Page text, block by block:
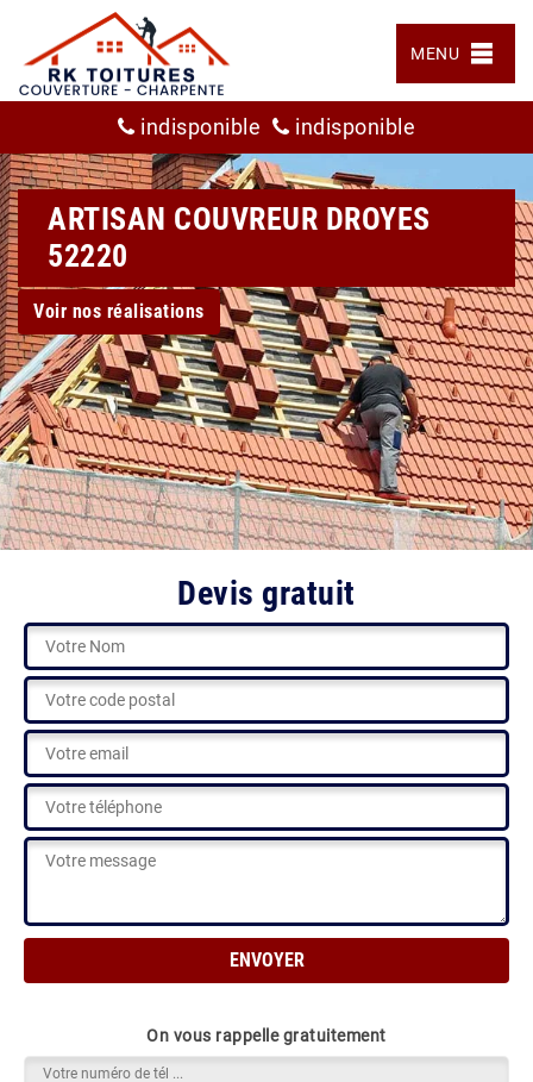
MENU
indisponible indisponible
ARTISAN COUVREUR DROYES
52220
Voir nos réalisations
Devis gratuit
On vous rappelle gratuitement